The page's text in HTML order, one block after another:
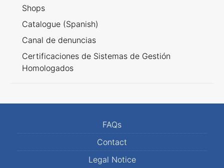
Shops
Catalogue (Spanish)
Canal de denuncias
Certificaciones de Sistemas de Gestión
Homologados
FAQs
Contact
Legal Notice